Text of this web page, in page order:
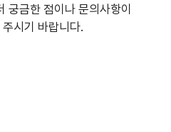
궁금한 점이나 문의사항이
시기 바랍니다.